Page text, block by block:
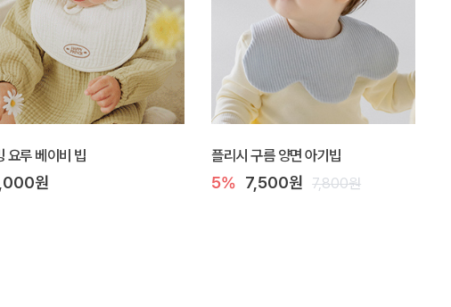
요루 베이비 빕
원
플리시 구름 양면 아기빕
5% 7,500원 7,800원